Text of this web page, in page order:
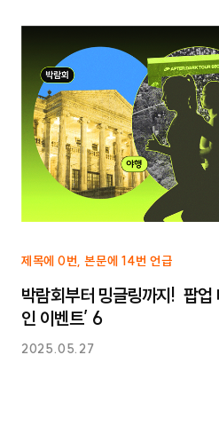
제목에 0번, 본문에 14번 언급
박람회부터 밍글링까지! 팝업
인 이벤트’ 6
2025.05.27